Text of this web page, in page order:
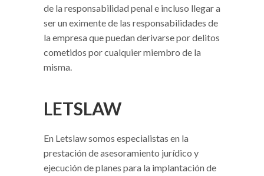
de la responsabilidad penal e incluso llegar a
ser un eximente de las responsabilidades de
la empresa que puedan derivarse por delitos
cometidos por cualquier miembro de la
misma.
LETSLAW
En Letslaw somos especialistas en la
prestación de asesoramiento jurídico y
ejecución de planes para la implantación de